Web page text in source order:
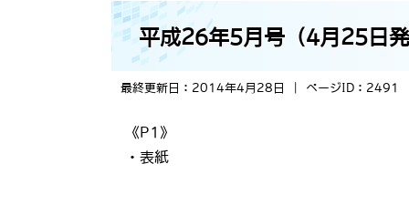
平成26年5月号（4月25日
最終更新日：2014年4月28日 ページID：2491
《P1》
・表紙